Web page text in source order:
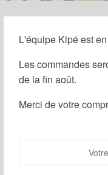
L'équipe Kipé est
Les commandes
de la fin août.
Merci de votre
19 FÉVRIER 2026-HISTOIRE
Les
Fleurs de